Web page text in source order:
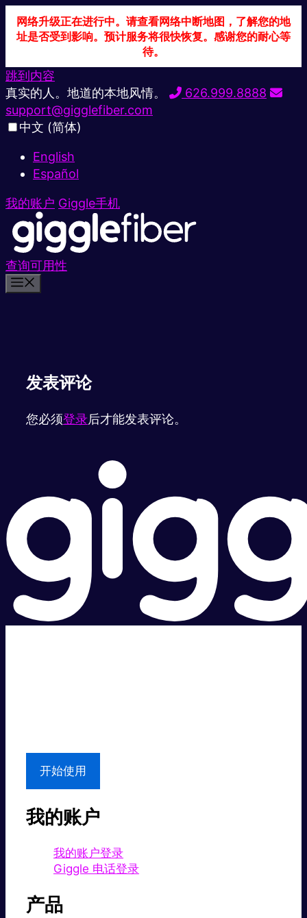
网络升级正在进行中。请查看网络中断地图，了解您的地
址是否受到影响。预计服务将很快恢复。感谢您的耐心等
待。
跳到内容
真实的人。地道的本地风情。
626.999.8888
support@gigglefiber.com
中文 (简体)
English
Español
我的账户 Giggle手机
查询可用性
发表评论
您必须登录后才能发表评论。
开始使用
我的账户
我的账户登录
Giggle 电话登录
产品